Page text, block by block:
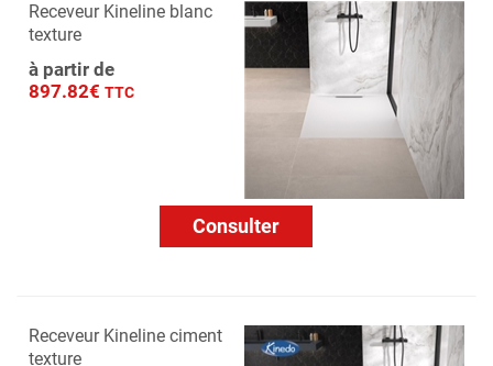
Receveur Kineline blanc
texture
à partir de
897.82€ TTC
Consulter
Receveur Kineline ciment
texture